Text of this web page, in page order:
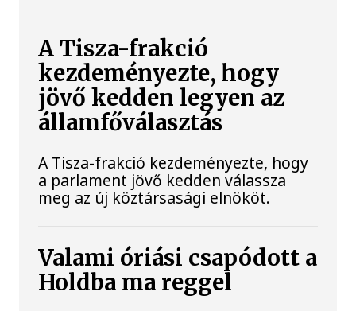
A Tisza-frakció
kezdeményezte, hogy
jövő kedden legyen az
államfőválasztás
A Tisza-frakció kezdeményezte, hogy
a parlament jövő kedden válassza
meg az új köztársasági elnököt.
Valami óriási csapódott a
Holdba ma reggel